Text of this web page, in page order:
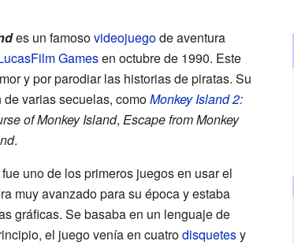
es un famosovideojuegode aventura
Gamesen octubre de 1990. Este
y por parodiar las historias de piratas. Su
varias secuelas, comoMonkey Island 2:
of Monkey Island, Escape from Monkey
.
uno de los primeros juegos en usar el
muy avanzado para su época y estaba
gráficas. Se basaba en un lenguaje de
el juego venía en cuatrodisquetesy